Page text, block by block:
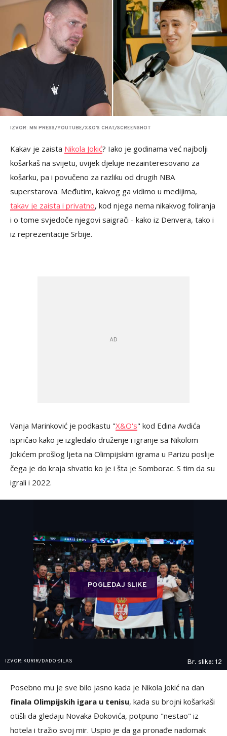
IZVOR: MN PRESS/YOUTUBE/X&O'S CHAT/SCREENSHOT
Kakav je zaista Nikola Jokić? Iako je godinama već najbolji
košarkaš na svijetu, uvijek djeluje nezainteresovano za
košarku, pa i povučeno za razliku od drugih NBA
superstarova. Međutim, kakvog ga vidimo u medijima,
takav je zaista i privatno, kod njega nema nikakvog foliranja
i o tome svjedoče njegovi saigrači - kako iz Denvera, tako i
iz reprezentacije Srbije.
Vanja Marinković je podkastu "X&O's" kod Edina Avdića
ispričao kako je izgledalo druženje i igranje sa Nikolom
Jokićem prošlog ljeta na Olimpijskim igrama u Parizu poslije
čega je do kraja shvatio ko je i šta je Somborac. S tim da su
igrali i 2022.
POGLEDAJ SLIKE
IZVOR: KURIR/DADO ĐILAS Br. slika: 12
Posebno mu je sve bilo jasno kada je Nikola Jokić na dan
finala Olimpijskih igara u tenisu, kada su brojni košarkaši
otišli da gledaju Novaka Đokovića, potpuno "nestao" iz
hotela i tražio svoj mir. Uspio je da ga pronađe nadomak